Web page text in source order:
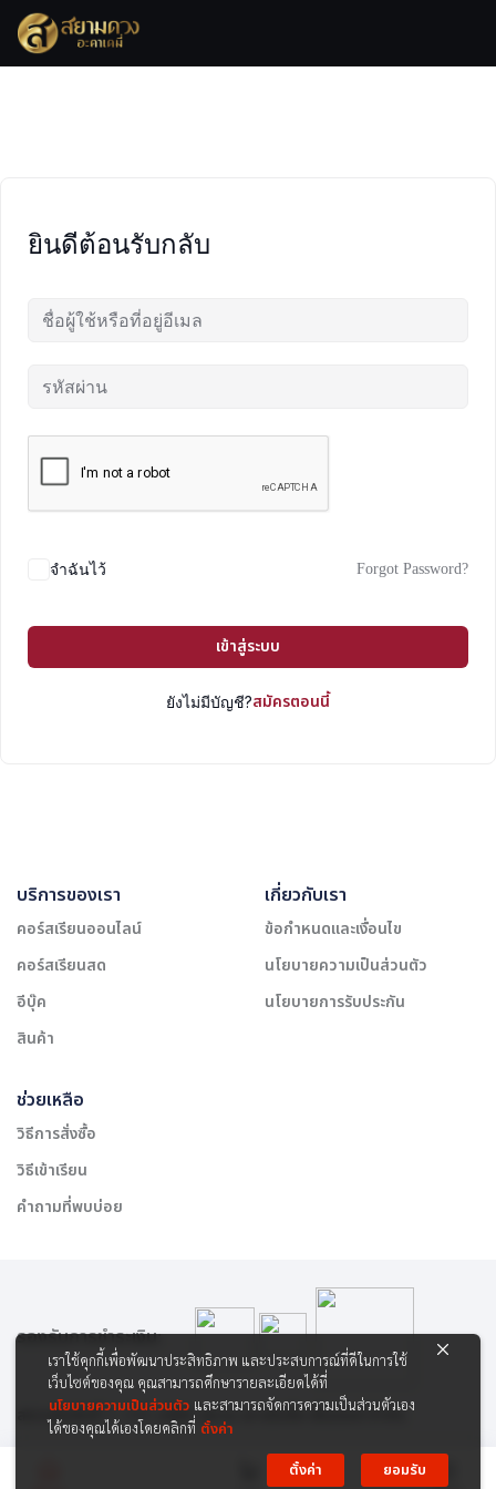
Skip
content
ยินดีต้อนรับกลับ
จำฉันไว้ Forgot Password?
เข้าสู่ระบบ
ยังไม่มีบัญชี?สมัครตอนนี้
บริการของเรา
คอร์สเรียนออนไลน์
คอร์สเรียนสด
อีบุ๊ค
สินค้า
เกี่ยวกับเรา
ข้อกำหนดและเงื่อนไข
นโยบายความเป็นส่วนตัว
นโยบายการรับประกัน
ช่วยเหลือ
วิธีการสั่งซื้อ
วิธีเข้าเรียน
คำถามที่พบบ่อย
สงวนลิขสิทธิ์ © 2565 บริษัท สยาม เคาเซิลลิ่ง เซ็นเตอร์ จำกัด
รองรับการชำระเงิน:
เราใช้คุกกี้เพื่อพัฒนาประสิทธิภาพ และประสบการณ์ที่ดีในการใช้
เว็บไซต์ของคุณ คุณสามารถศึกษารายละเอียดได้ที่
นโยบายความเป็นส่วนตัว และสามารถจัดการความเป็นส่วนตัวเอง
ได้ของคุณได้เองโดยคลิกที่ ตั้งค่า
ตั้งค่า
ยอมรับ